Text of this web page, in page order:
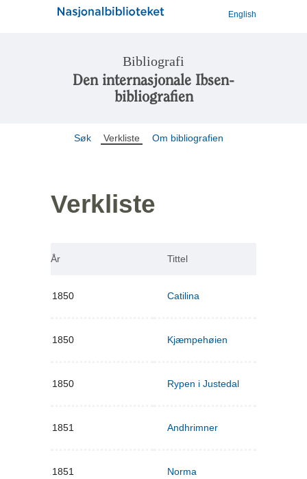
English
Bibliografi
Den internasjonale Ibsen-
bibliografien
Søk Verkliste Om bibliografien
Verkliste
År Tittel
1850 Catilina
1850 Kjæmpehøien
1850 Rypen i Justedal
1851 Andhrimner
1851 Norma